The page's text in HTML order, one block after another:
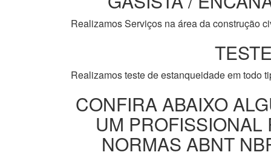
Realizamos Serviços na área da construção
Realizamos teste de estanqueidade em todo
CONFIRA ABAIXO
UM PROFISSIONAL
NORMAS ABNT